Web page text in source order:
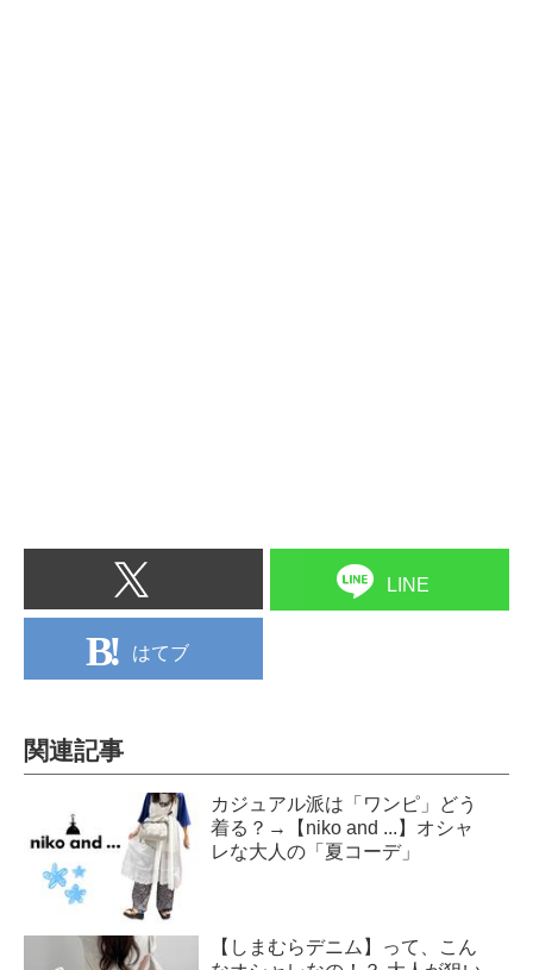
LINE
はてブ
関連記事
カジュアル派は「ワンピ」どう
着る？→【niko and ...】オシャ
レな大人の「夏コーデ」
【しまむらデニム】って、こん